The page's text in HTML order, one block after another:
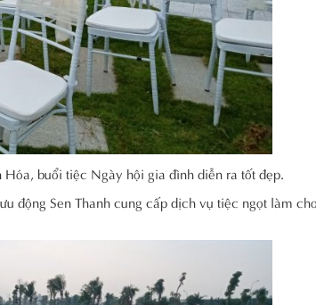
buổi tiệc Ngày hội gia đình diễn ra tốt đẹp.
động Sen Thanh cung cấp dịch vụ tiệc ngọt làm